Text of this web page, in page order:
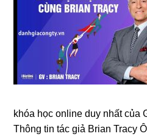
khóa học online duy nhất của
Thông tin tác giả Brian Tracy